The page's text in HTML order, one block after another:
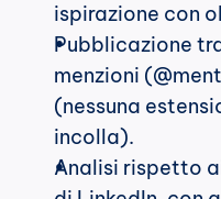
ispirazione con
Pubblicazione
menzioni
(nessuna
incolla).
Analisi rispetto